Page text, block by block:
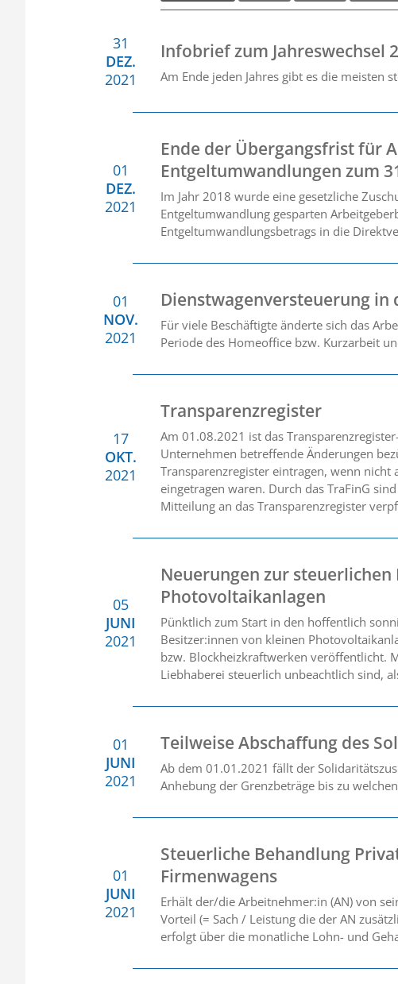
31
DEZ.
2021
Infobrief zum Jahreswechsel
Am Ende jeden Jahres gibt es die meisten
01
DEZ.
2021
Ende der Übergangsfrist für
Entgeltumwandlungen zum
Im Jahr 2018 wurde eine gesetzliche
Entgeltumwandlung gesparten
Entgeltumwandlungsbetrags in die
01
NOV.
2021
Dienstwagenversteuerung in
Für viele Beschäftigte änderte sich das
Periode des Homeoffice bzw. Kurzarbeit
17
OKT.
2021
Transparenzregister
Am 01.08.2021 ist das
Unternehmen betreffende Änderungen
Transparenzregister eintragen, wenn
eingetragen waren. Durch das TraFinG
Mitteilung an das Transparenzregister
05
JUNI
2021
Neuerungen zur steuerlichen
Photovoltaikanlagen
Pünktlich zum Start in den hoffentlich
Besitzer:innen von kleinen
bzw. Blockheizkraftwerken veröffentlicht.
Liebhaberei steuerlich unbeachtlich sind,
01
JUNI
2021
Teilweise Abschaffung des
Ab dem 01.01.2021 fällt der
Anhebung der Grenzbeträge bis zu
01
JUNI
2021
Steuerliche Behandlung
Firmenwagens
Erhält der/die Arbeitnehmer:in (AN) von
Vorteil (= Sach / Leistung die der AN
erfolgt über die monatliche Lohn- und